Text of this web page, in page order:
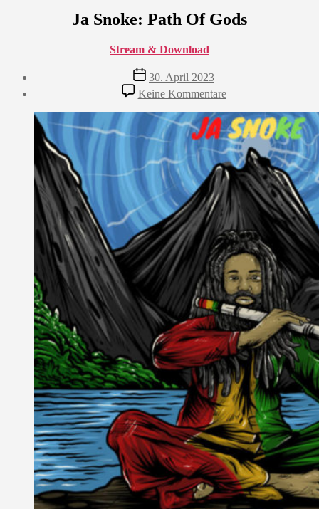
Ja Snoke: Path Of Gods
Stream & Download
Veröffentlichungsdatum
30. April 2023
Keine Kommentarezu
Ja
Snoke:
Path
Of
Gods